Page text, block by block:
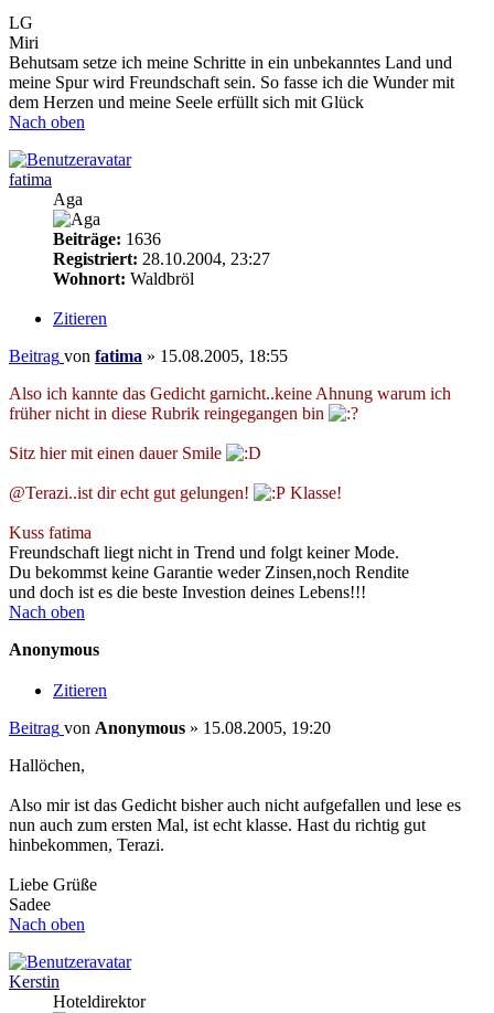
LG
Miri
Behutsam setze ich meine Schritte in ein unbekanntes Land und
meine Spur wird Freundschaft sein. So fasse ich die Wunder mit
dem Herzen und meine Seele erfüllt sich mit Glück
Nach oben
fatima
Aga
Beiträge: 1636
Registriert: 28.10.2004, 23:27
Wohnort: Waldbröl
Zitieren
Beitrag von fatima » 15.08.2005, 18:55
Also ich kannte das Gedicht garnicht..keine Ahnung warum ich
früher nicht in diese Rubrik reingegangen bin
Sitz hier mit einen dauer Smile
@Terazi..ist dir echt gut gelungen! Klasse!
Kuss fatima
Freundschaft liegt nicht in Trend und folgt keiner Mode.
Du bekommst keine Garantie weder Zinsen,noch Rendite
und doch ist es die beste Investion deines Lebens!!!
Nach oben
Anonymous
Zitieren
Beitrag von Anonymous » 15.08.2005, 19:20
Hallöchen,
Also mir ist das Gedicht bisher auch nicht aufgefallen und lese es
nun auch zum ersten Mal, ist echt klasse. Hast du richtig gut
hinbekommen, Terazi.
Liebe Grüße
Sadee
Nach oben
Kerstin
Hoteldirektor